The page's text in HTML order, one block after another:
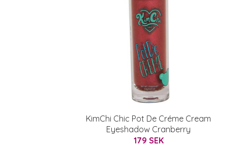
KimChi Chic Pot De Créme Cream
Eyeshadow Cranberry
179 SEK